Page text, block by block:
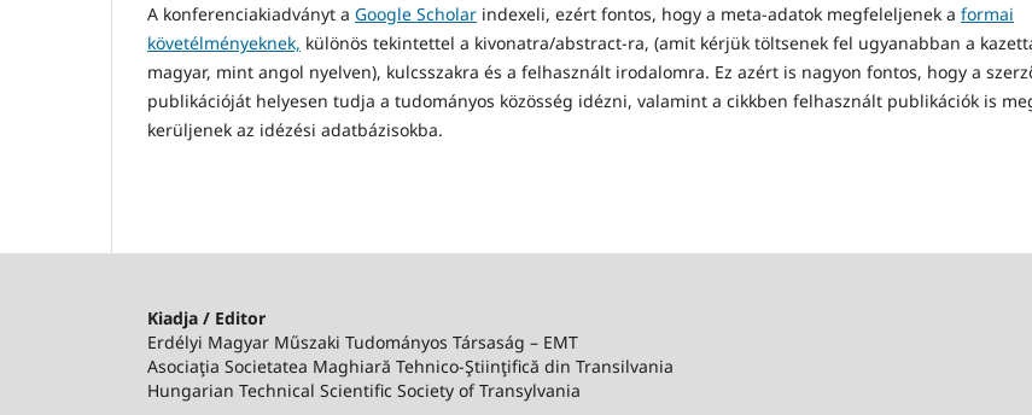
A konferenciakiadványt a Google Scholar indexeli, ezért fontos, hogy a meta-adatok megfeleljenek a formai
követélményeknek, különös tekintettel a kivonatra/abstract-ra, (amit kérjük töltsenek fel ugyanabban a
magyar, mint angol nyelven), kulcsszakra és a felhasznált irodalomra. Ez azért is nagyon fontos, hogy a
publikációját helyesen tudja a tudományos közösség idézni, valamint a cikkben felhasznált publikációk is
kerüljenek az idézési adatbázisokba.
Kiadja / Editor
Erdélyi Magyar Műszaki Tudományos Társaság – EMT
Asociaţia Societatea Maghiară Tehnico-Ştiinţifică din Transilvania
Hungarian Technical Scientific Society of Transylvania